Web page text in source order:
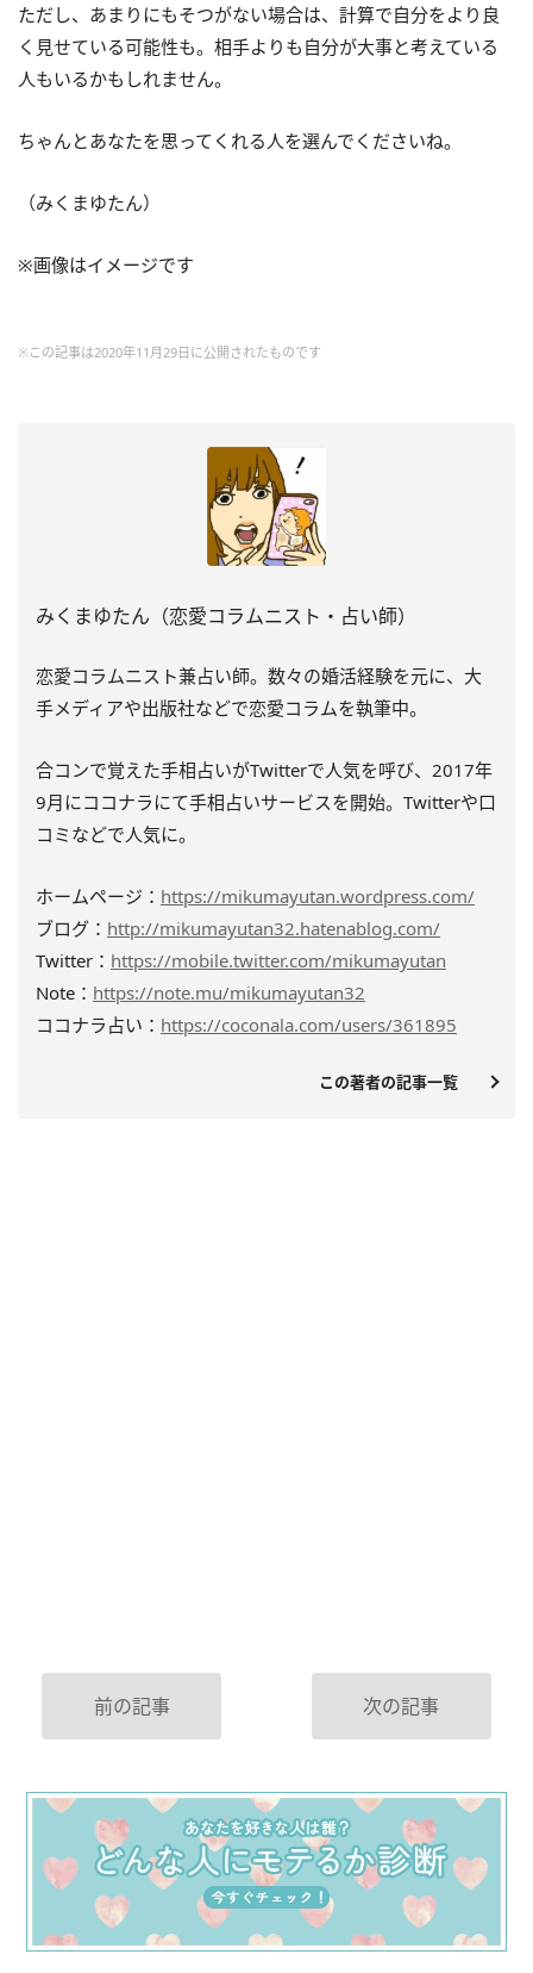
ただし、あまりにもそつがない場合は、計算で自分をより良
く見せている可能性も。相手よりも自分が大事と考えている
人もいるかもしれません。
ちゃんとあなたを思ってくれる人を選んでくださいね。
（みくまゆたん）
※画像はイメージです
※この記事は2020年11月29日に公開されたものです
みくまゆたん（恋愛コラムニスト・占い師）
恋愛コラムニスト兼占い師。数々の婚活経験を元に、大
手メディアや出版社などで恋愛コラムを執筆中。
合コンで覚えた手相占いがTwitterで人気を呼び、2017年
9月にココナラにて手相占いサービスを開始。Twitterや口
コミなどで人気に。
ホームページ： https://mikumayutan.wordpress.com/
ブログ： http://mikumayutan32.hatenablog.com/
Twitter： https://mobile.twitter.com/mikumayutan
Note： https://note.mu/mikumayutan32
ココナラ占い： https://coconala.com/users/361895
この著者の記事一覧
前の記事 次の記事